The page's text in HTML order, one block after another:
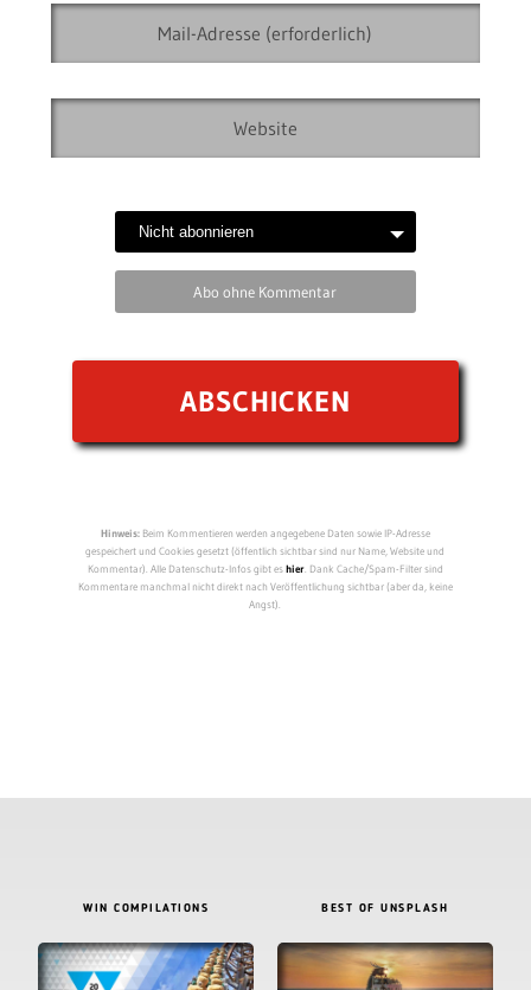
Abo ohne Kommentar
Hinweis:Beim Kommentieren werden angegebene Daten sowie IP-Adresse
gespeichert und Cookies gesetzt (öffentlich sichtbar sind nur Name, Website und
Kommentar). Alle Datenschutz-Infos gibt eshier. Dank Cache/Spam-Filter sind
Kommentare manchmal nicht direkt nach Veröffentlichung sichtbar (aber da, keine
Angst).
WIN COMPILATIONS BEST OF UNSPLASH